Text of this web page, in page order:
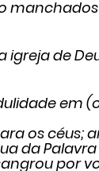
igreja de
em
os céus;
da Palavra
por